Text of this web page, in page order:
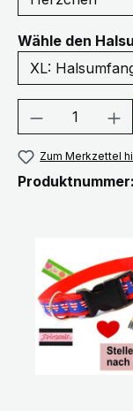
Wähle den
Produkt
Zum Merkzettel
Produktnummer: